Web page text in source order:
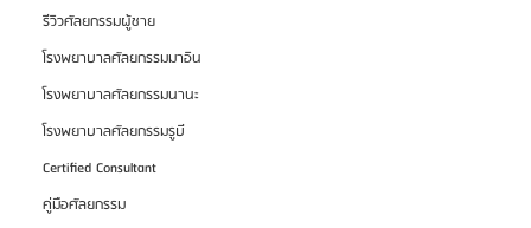
รีวิวศัลยกรรมผู้ชาย
โรงพยาบาลศัลยกรรมมาอิน
โรงพยาบาลศัลยกรรมนานะ
โรงพยาบาลศัลยกรรมรูบี
Certified Consultant
คู่มือศัลยกรรม